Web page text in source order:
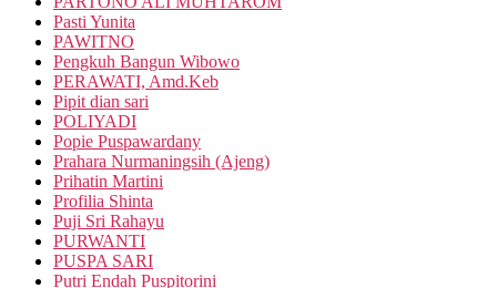
Pasti Yunita
PAWITNO
Pengkuh Bangun Wibowo
PERAWATI, Amd.Keb
Pipit dian sari
POLIYADI
Popie Puspawardany
Prahara Nurmaningsih (Ajeng)
Prihatin Martini
Profilia Shinta
Puji Sri Rahayu
PURWANTI
PUSPA SARI
Putri Endah Puspitorini